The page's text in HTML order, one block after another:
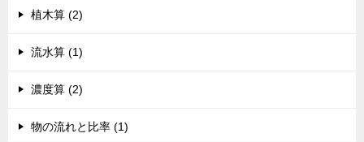
植木算 (2)
流水算 (1)
濃度算 (2)
物の流れと比率 (1)